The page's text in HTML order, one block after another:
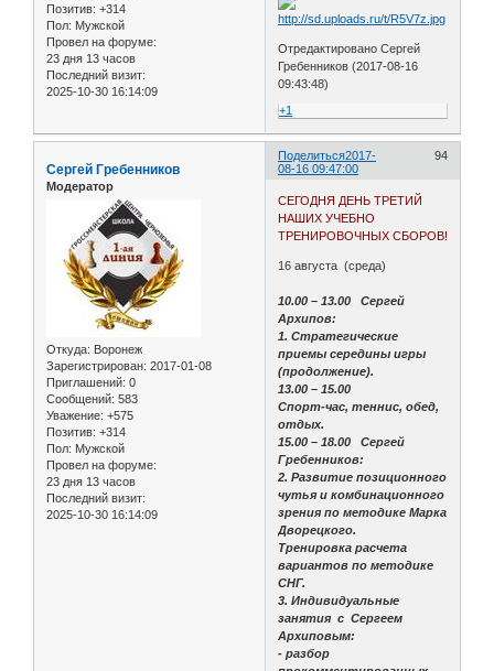
Позитив: +314
Пол: Мужской
Провел на форуме:
23 дня 13 часов
Последний визит:
2025-10-30 16:14:09
Отредактировано Сергей
Гребенников (2017-08-16
09:43:48)
+1
Поделиться 94
2017-
08-16 09:47:00
Сергей Гребенников
Модератор
Откуда: Воронеж
Зарегистрирован: 2017-01-08
Приглашений: 0
Сообщений: 583
Уважение: +575
Позитив: +314
Пол: Мужской
Провел на форуме:
23 дня 13 часов
Последний визит:
2025-10-30 16:14:09
СЕГОДНЯ ДЕНЬ ТРЕТИЙ
НАШИХ УЧЕБНО
ТРЕНИРОВОЧНЫХ СБОРОВ!
16 августа (среда)
10.00 – 13.00 Сергей
Архипов:
1. Стратегические
приемы середины игры
(продолжение).
13.00 – 15.00
Спорт-час, теннис, обед,
отдых.
15.00 – 18.00 Сергей
Гребенников:
2. Развитие позиционного
чутья и комбинационного
зрения по методике Марка
Дворецкого.
Тренировка расчета
вариантов по методике
СНГ.
3. Индивидуальные
занятия с Сергеем
Архиповым:
- разбор